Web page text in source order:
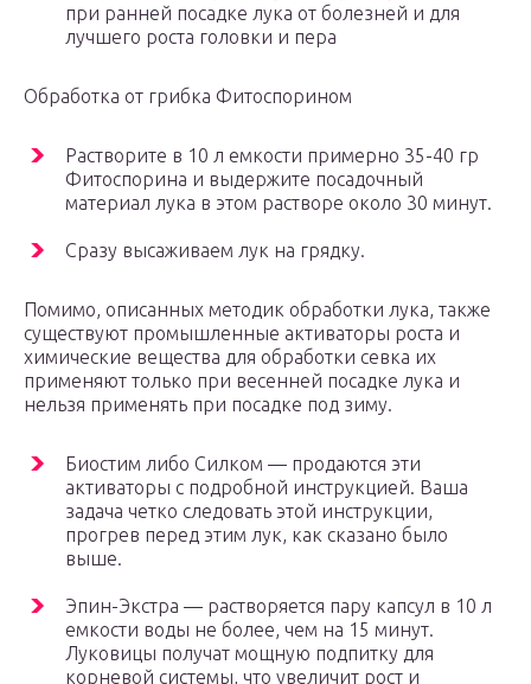
при ранней посадке лука от болезней и для
лучшего роста головки и пера
Обработка от грибка Фитоспорином
Растворите в 10 л емкости примерно 35-40 гр
Фитоспорина и выдержите посадочный
материал лука в этом растворе около 30 минут.
Сразу высаживаем лук на грядку.
Помимо, описанных методик обработки лука, также
существуют промышленные активаторы роста и
химические вещества для обработки севка их
применяют только при весенней посадке лука и
нельзя применять при посадке под зиму.
Биостим либо Силком — продаются эти
активаторы с подробной инструкцией. Ваша
задача четко следовать этой инструкции,
прогрев перед этим лук, как сказано было
выше.
Эпин-Экстра — растворяется пару капсул в 10 л
емкости воды не более, чем на 15 минут.
Луковицы получат мощную подпитку для
корневой системы, что увеличит рост и